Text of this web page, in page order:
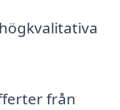
från